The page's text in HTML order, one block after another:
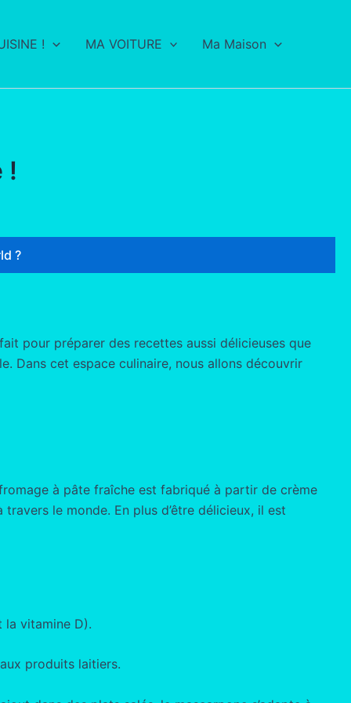
! MA VOITURE Ma Maison
!
?
pour préparer des recettes aussi délicieuses que
Dans cet espace culinaire, nous allons découvrir
à pâte fraîche est fabriqué à partir de crème
le monde. En plus d’être délicieux, il est
la vitamine D).
produits laitiers.